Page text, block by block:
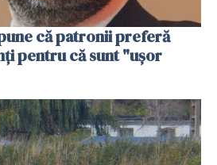
că patronii preferă
pentru că sunt "uşor